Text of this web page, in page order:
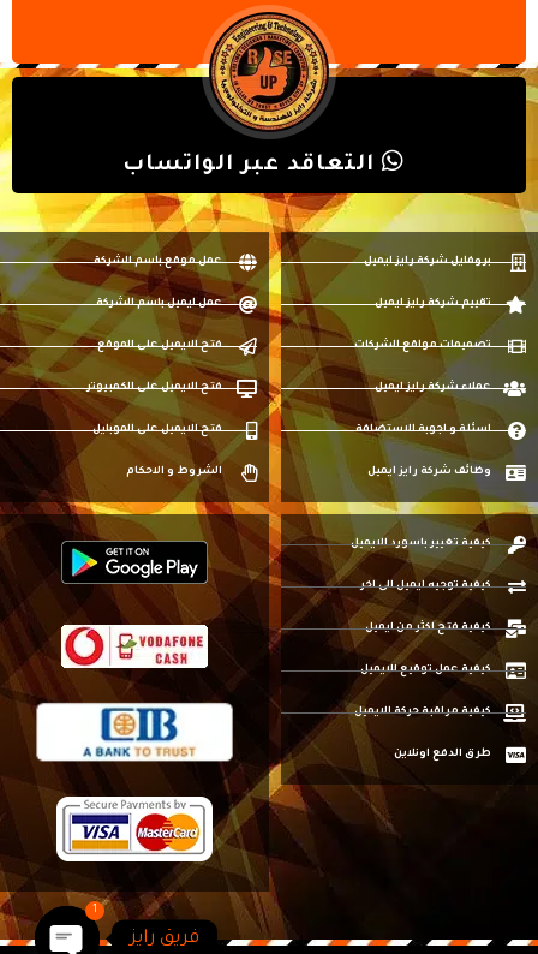
التعاقد عبر الواتساب
بروفايل شركة رايز ايميل
تقييم شركة رايز ايميل
تصميمات مواقع الشركات
عملاء شركة رايز ايميل
اسئلة و اجوبة الاستضافة
وظائف شركة رايز ايميل
عمل موقع باسم الشركة
عمل ايميل باسم الشركة
فتح الايميل على الموقع
فتح الايميل على الكمبيوتر
فتح الايميل على الموبايل
الشروط و الاحكام
كيفية تغيير باسورد الايميل
كيفية توجيه ايميل الى اخر
كيفية فتح اكثر من ايميل
كيفية عمل توقيع للايميل
كيفية مراقبة حركة الايميل
طرق الدفع اونلاين
فريق رايز
1